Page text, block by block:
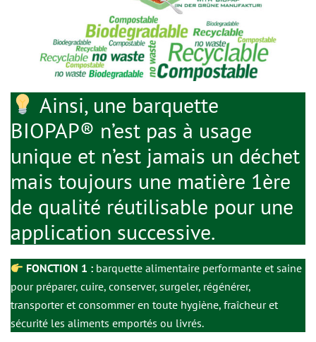
Ainsi, une barquette
BIOPAP® n’est pas à usage
unique et n’est jamais un déchet
mais toujours une matière 1ère
de qualité réutilisable pour une
application successive.
FONCTION 1 : barquette alimentaire performante et saine
pour préparer, cuire, conserver, surgeler, régénérer,
transporter et consommer en toute hygiène, fraîcheur et
sécurité les aliments emportés ou livrés.